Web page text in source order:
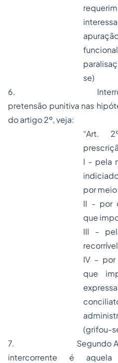
se)
6.
pretensão punitiva nas
do artigo 2º, veja:
“Art.
I - pela
por
II - por
que
III -
IV –
que
(grifou-
7. Segundo
intercorrente é